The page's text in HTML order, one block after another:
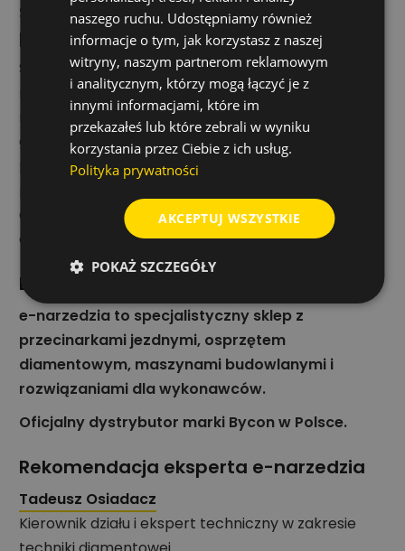
Silnik HONDA GX-390 w codziennej
pracy
Sprawdzony silnik HONDA GX-390 wspiera długą i
niezawodną pracę. To istotna cecha przy
regularnym użytkowaniu przecinarki na budowie,
gdzie sprzęt powinien działać stabilnie i
przewidywalnie. W połączeniu z konstrukcją
diamentowymi daje to uniwersalną bazę do
codziennych zastosowań drogowych.
Bezpieczny zakup w e-narzedzia
e-narzedzia to specjalistyczny sklep z
przecinarkami jezdnymi, osprzętem
diamentowym, maszynami budowlanymi i
rozwiązaniami dla wykonawców.
Oficjalny dystrybutor marki Bycon w Polsce.
Rekomendacja eksperta e-narzedzia
Tadeusz Osiadacz
Kierownik działu i ekspert techniczny w zakresie
naszego ruchu. Udostępniamy również
informacje o tym, jak korzystasz z naszej
witryny, naszym partnerom reklamowym
i analitycznym, którzy mogą łączyć je z
innymi informacjami, które im
przekazałeś lub które zebrali w wyniku
korzystania przez Ciebie z ich usług.
Polityka prywatności
AKCEPTUJ WSZYSTKIE
POKAŻ SZCZEGÓŁY